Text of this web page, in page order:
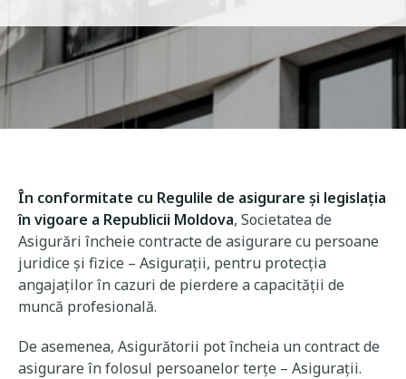
În conformitate cu Regulile de asigurare şi legislaţia
în vigoare a Republicii Moldova, Societatea de
Asigurări încheie contracte de asigurare cu persoane
juridice şi fizice – Asiguraţii, pentru protecția
angajaţilor în cazuri de pierdere a capacităţii de
muncă profesională.
De asemenea, Asigurătorii pot încheia un contract de
asigurare în folosul persoanelor terţe – Asiguraţii.